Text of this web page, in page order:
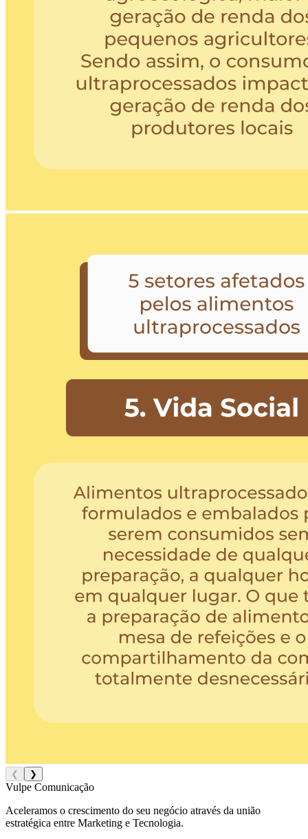
❮ ❯
Vulpe Comunicação
Aceleramos o crescimento do seu negócio através da união
estratégica entre Marketing e Tecnologia.